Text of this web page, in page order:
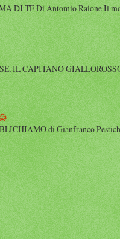
DI TE Di Antomio Raione Il
IL CAPITANO
di Gianfranco